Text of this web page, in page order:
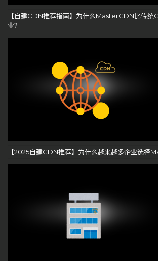
【自建CDN推荐指南】为什么MasterCDN比传统
业？
【2025自建CDN推荐】为什么越来越多企业选择